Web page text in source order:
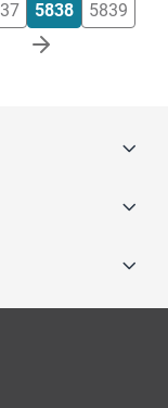
5838
5839